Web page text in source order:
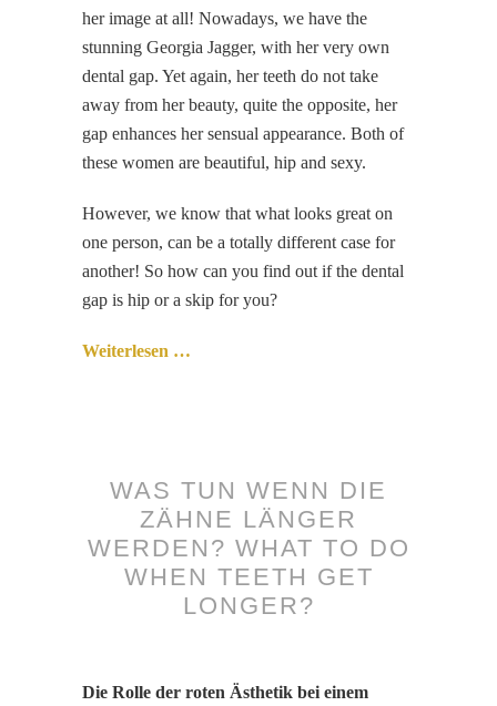
her image at all! Nowadays, we have the
stunning Georgia Jagger, with her very own
dental gap. Yet again, her teeth do not take
away from her beauty, quite the opposite, her
gap enhances her sensual appearance. Both of
these women are beautiful, hip and sexy.
However, we know that what looks great on
one person, can be a totally different case for
another! So how can you find out if the dental
gap is hip or a skip for you?
Weiterlesen …
WAS TUN WENN DIE
ZÄHNE LÄNGER
WERDEN? WHAT TO DO
WHEN TEETH GET
LONGER?
Die Rolle der roten Ästhetik bei einem